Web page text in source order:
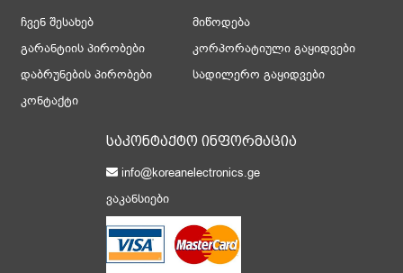
ჩვენ შესახებ
გარანტიის პირობები
დაბრუნების პირობები
კონტაქტი
მიწოდება
კორპორატიული გაყიდვები
სადილერო გაყიდვები
საკონტაქტო ინფორმაცია
info@koreanelectronics.ge
ვაკანსიები